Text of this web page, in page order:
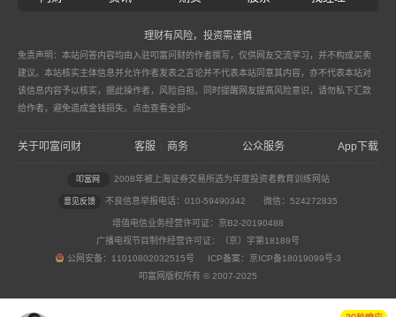
理财有风险，投资需谨慎
免责声明：本站问答内容均由入驻叩富问财的作者撰写，仅供网友交流学习，并不构成买卖
建议。本站核实主体信息并允许作者发表之言论并不代表本站同意其内容，亦不代表本站对
该信息内容予以核实，据此操作者，风险自担。同时提醒网友提高风险意识，请勿私下汇款
给作者，避免造成金钱损失。 点击查看全部>
关于叩富问财 客服 商务 公众服务 App下载
叩富网 2008年被上海证券交易所选为年度投资者教育训练网站
意见反馈 不良信息举报电话：010-59490342 微信：524272835
增值电信业务经营许可证：京B2-20190488
广播电视节目制作经营许可证：（京）字第18189号
公网安备：11010802032515号 ICP备案：京ICP备18019099号-3
叩富网版权所有 © 2007-2025